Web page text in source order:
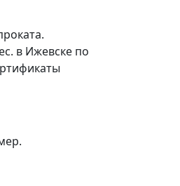
в Ижевске по